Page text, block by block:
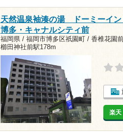
天然温泉袖湊の湯 ドーミーイン
博多・キャナルシティ前
福岡県 / 福岡市博多区祇園町 / 香椎花園
櫛田神社前駅178m
楽天